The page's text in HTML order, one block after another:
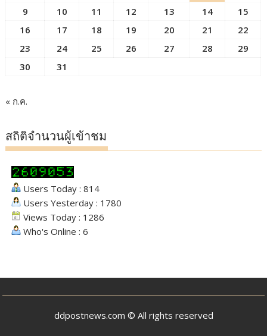
9
10 11 12 13 14
15
16
17 18 19 20 21
22
23
24 25 26 27 28
29
30
31
« ก.ค.
สถิติจำนวนผู้เข้าชม
Users Today : 814
Users Yesterday : 1780
Views Today : 1286
Who's Online : 6
ddpostnews.com © All rights reserved